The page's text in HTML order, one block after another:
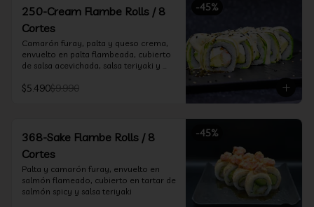
-45%
250-Cream Flambe Rolls / 8
Cortes
Camarón furay, palta y queso crema,
envuelto en palta flambeada, cubierto
de salsa acevichada, salsa teriyaki y
$5.490$9.990
-45%
368-Sake Flambe Rolls / 8
Cortes
Palta y camarón furay, envuelto en
salmón flameado, cubierto en tartar de
salmón spicy y salsa teriyaki